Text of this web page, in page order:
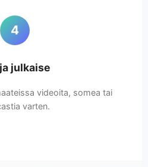
4
julkaise
videoita, somea tai
varten.